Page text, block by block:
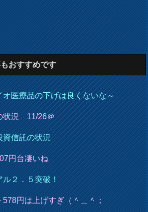
おすすめです
オ医療品の下げは良くないな～
状況 11/26＠
資信託の状況
円台凄いね
ル２．５突破！
578円は上げすぎ（＾＿＾；